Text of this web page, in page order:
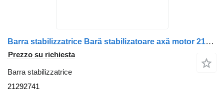
Barra stabilizzatrice Bară stabilizatoare axă motor 21292741 per camion Volvo ()
Prezzo su richiesta
Barra stabilizzatrice
21292741